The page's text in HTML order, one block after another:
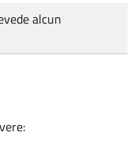
alcun